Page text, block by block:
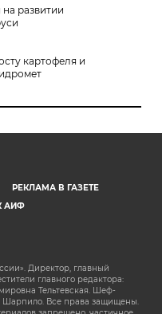
на развитии
картофеля и
РЕКЛАМА В ГАЗЕТЕ
АИФ
Директор, главный
главного редактора:
Тельтевская. Шеф-
Шарпило. Все права защищены.